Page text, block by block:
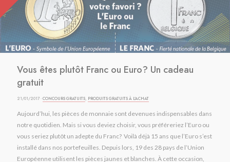
Vous êtes plutôt Franc ou Euro? Un cadeau
gratuit
21/01/2017 ·CONCOURS GRATUITS, PRODUITS GRATUITS À L'ACHAT
Aujourd’hui, les pièces de monnaie sont devenues indispensables dans
notre quotidien. Mais si vous deviez choisir, vous préféreriez l’Euro ou
vous seriez plutôt un adepte du Franc? Voilà déjà 15 ans que l’Euro s’est
installé dans nos portefeuilles. Depuis lors, 19 des 28 pays de l’Union
Européenne utilisent les pièces jaunes et blanches. À cette occasion,